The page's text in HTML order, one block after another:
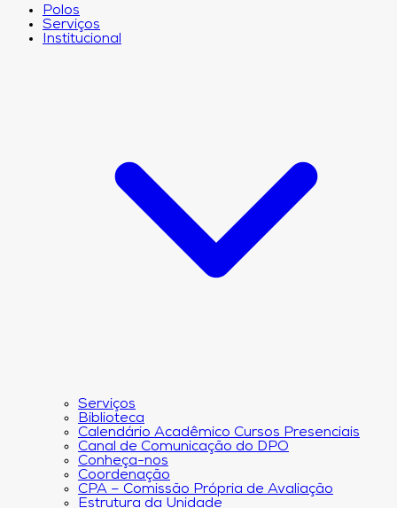
Polos
Serviços
Institucional
Serviços
Biblioteca
Calendário Acadêmico Cursos Presenciais
Canal de Comunicação do DPO
Conheça-nos
Coordenação
CPA – Comissão Própria de Avaliação
Estrutura da Unidade